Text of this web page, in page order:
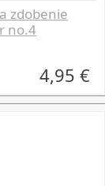
zdobenie
no.4
4,95 €